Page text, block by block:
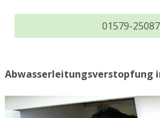
01579-
Abwasserleitungsverstopfung